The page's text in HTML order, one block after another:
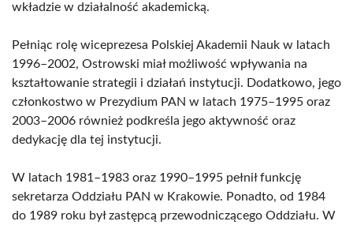
wkładzie w działalność akademicką.
Pełniąc rolę wiceprezesa Polskiej Akademii Nauk w latach
1996–2002, Ostrowski miał możliwość wpływania na
kształtowanie strategii i działań instytucji. Dodatkowo, jego
członkostwo w Prezydium PAN w latach 1975–1995 oraz
2003–2006 również podkreśla jego aktywność oraz
dedykację dla tej instytucji.
W latach 1981–1983 oraz 1990–1995 pełnił funkcję
sekretarza Oddziału PAN w Krakowie. Ponadto, od 1984
do 1989 roku był zastępcą przewodniczącego Oddziału. W